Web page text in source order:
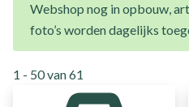
Webshop nog in opbouw,
foto’s worden dagelijks
1 - 50van61